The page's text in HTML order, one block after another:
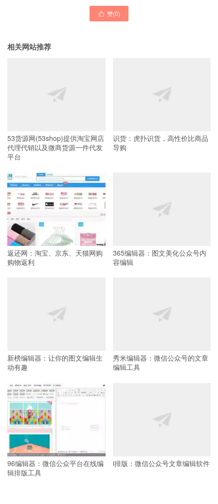
 赞(0)
相关网站推荐
53货源网(53shop)提供淘宝网店
代理代销以及微商货源一件代发
平台
识货：虎扑识货，高性价比商品
导购
返还网：淘宝、京东、天猫网购
购物返利
365编辑器：图文美化公众号内
容编辑
新榜编辑器：让你的图文编辑生
动有趣
秀米编辑器：微信公众号的文章
编辑工具
96编辑器：微信公众平台在线编
辑排版工具
i排版：微信公众号文章编辑软件